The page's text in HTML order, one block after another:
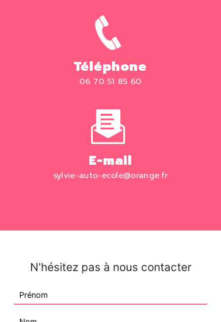
Téléphone
06 70 51 85 60
E-mail
sylvie-auto-ecole@orange.fr
N'hésitez pas à nous contacter